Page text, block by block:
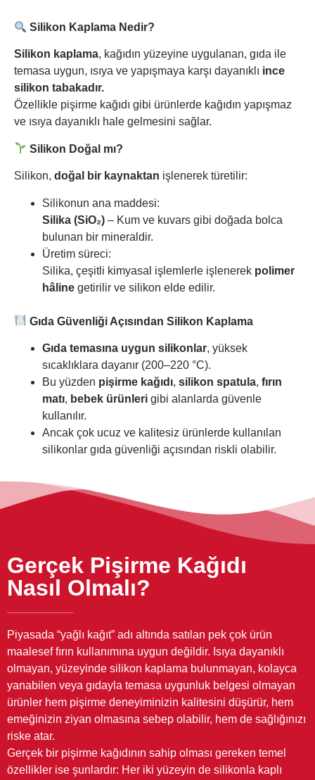
Silikon Kaplama Nedir?
Silikon kaplama, kağıdın yüzeyine uygulanan, gıda ile
temasa uygun, ısıya ve yapışmaya karşı dayanıklı ince
silikon tabakadır.
Özellikle pişirme kağıdı gibi ürünlerde kağıdın yapışmaz
ve ısıya dayanıklı hale gelmesini sağlar.
Silikon Doğal mı?
Silikon, doğal bir kaynaktan işlenerek türetilir:
Silikonun ana maddesi:
Silika (SiO₂) – Kum ve kuvars gibi doğada bolca
bulunan bir mineraldir.
Üretim süreci:
Silika, çeşitli kimyasal işlemlerle işlenerek polimer
hâline getirilir ve silikon elde edilir.
Gıda Güvenliği Açısından Silikon Kaplama
Gıda temasına uygun silikonlar, yüksek
sıcaklıklara dayanır (200–220 °C).
Bu yüzden pişirme kağıdı, silikon spatula, fırın
matı, bebek ürünleri gibi alanlarda güvenle
kullanılır.
Ancak çok ucuz ve kalitesiz ürünlerde kullanılan
silikonlar gıda güvenliği açısından riskli olabilir.
Gerçek Pişirme Kağıdı
Nasıl Olmalı?
Piyasada “yağlı kağıt” adı altında satılan pek çok ürün
maalesef fırın kullanımına uygun değildir. Isıya dayanıklı
olmayan, yüzeyinde silikon kaplama bulunmayan, kolayca
yanabilen veya gıdayla temasa uygunluk belgesi olmayan
ürünler hem pişirme deneyiminizin kalitesini düşürür, hem
emeğinizin ziyan olmasına sebep olabilir, hem de sağlığınızı
riske atar.
Gerçek bir pişirme kağıdının sahip olması gereken temel
özellikler ise şunlardır: Her iki yüzeyin de silikonla kaplı